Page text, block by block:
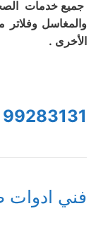
جميع خدمات
والمغاسل
الأخرى .
99283131
فني ادوات